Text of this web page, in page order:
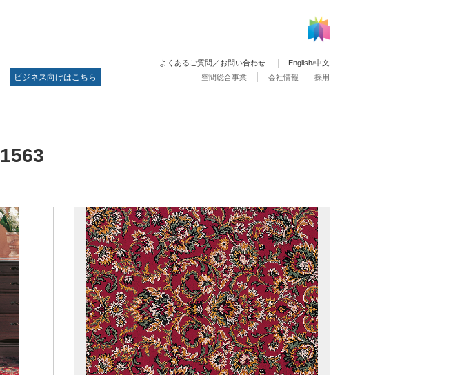
ビジネス向けはこちら
空間総合事業 会社情報 採用
よくあるご質問／お問い合わせ English/中文